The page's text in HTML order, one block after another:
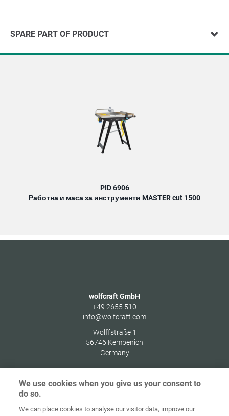
SPARE PART OF PRODUCT
PID 6906
Работна и маса за инструменти MASTER cut 1500
wolfcraft GmbH
+49 2655 510
info@wolfcraft.com
Wolffstraße 1
56746 Kempenich
Germany
Начална
страница Контакт Импресум данните
We use cookies when you give us your consent to
do so.
We can place cookies to analyse our visitor data, improve our